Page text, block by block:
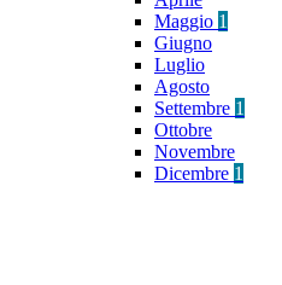
Maggio 1
Giugno
Luglio
Agosto
Settembre 1
Ottobre
Novembre
Dicembre 1